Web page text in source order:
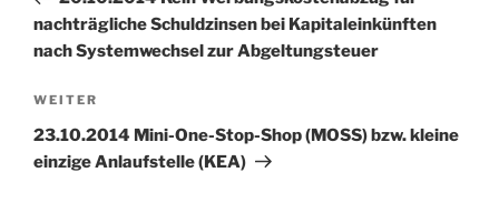
nachträgliche Schuldzinsen bei Kapitaleinkünften
nach Systemwechsel zur Abgeltungsteuer
Nächster
Beitrag
WEITER
23.10.2014 Mini-One-Stop-Shop (MOSS) bzw. kleine
einzige Anlaufstelle (KEA)